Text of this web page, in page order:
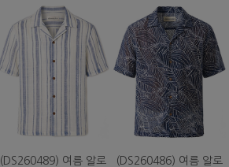
(DS260489) 여름 알로
(DS260486) 여름 알로